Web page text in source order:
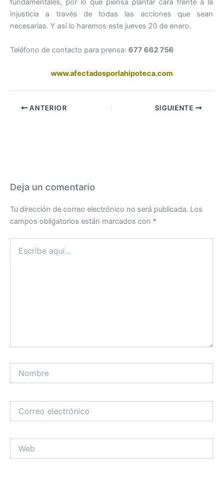
fundamentales, por lo que piensa plantar cara frente a la
injusticia a través de todas las acciones que sean
necesarias. Y así lo haremos este jueves 20 de enero.
Teléfono de contacto para prensa: 677 662 756
www.afectadosporlahipoteca.com
ANTERIOR SIGUIENTE
Deja un comentario
Tu dirección de correo electrónico no será publicada. Los
campos obligatorios están marcados con *
aquí...
electrónico